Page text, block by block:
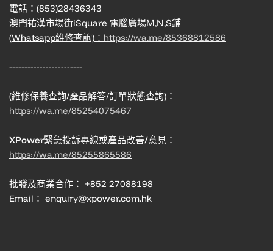
電話：(853)28436343
澳門祐漢市場街iSquare 電腦廣場M,N,S鋪
(Whatsapp維修查詢)： https://wa.me/85368812586
------------------------
(維修保養查詢/產品解答/訂單狀態查詢)：
https://wa.me/85254075467
XPower緊急投訴專線或產品改善/意見：
https://wa.me/85255865586
批發及商業合作： +852 27088198
Email： enquiry@xpower.com.hk